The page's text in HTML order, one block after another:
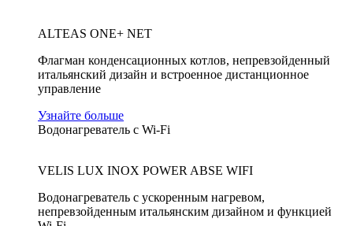
ALTEAS ONE+ NET
Флагман конденсационных котлов, непревзойденный
итальянский дизайн и встроенное дистанционное
управление
Узнайте больше
Водонагреватель с Wi-Fi
VELIS LUX INOX POWER ABSE WIFI
Водонагреватель с ускоренным нагревом,
непревзойденным итальянским дизайном и функцией